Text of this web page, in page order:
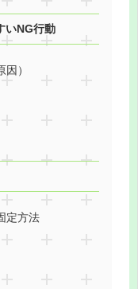
いNG行動
）
定方法